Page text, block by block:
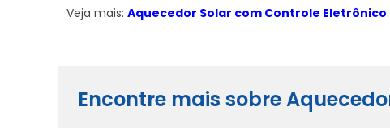
Veja mais: Aquecedor Solar com Controle Eletrônico.
Encontre mais sobre